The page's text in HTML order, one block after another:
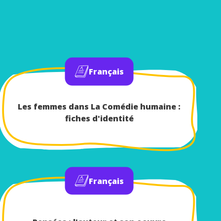
Français
Les femmes dans La Comédie humaine :
fiches d'identité
Français